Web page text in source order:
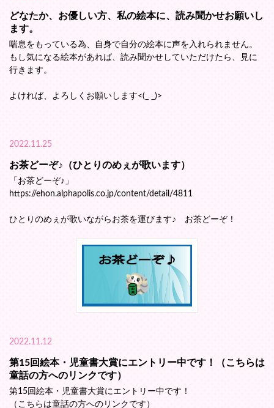
どなたか、お優しい方、私の絵本に、読み聞かせお願いし
ます。
喘息をもっている為、自身で自分の絵本に声を入れられません。
もし気になる絵本があれば、読み聞かせしていただけたら、見に
行きます。
よければ、よろしくお願いします<(_ _)>
2022.11.25
お茶どーぞ♪（ひとりのめぇが歌います）
「お茶どーぞ♪」
https://ehon.alphapolis.co.jp/content/detail/4811
ひとりのめぇが歌いながらお茶を運びます♪ お茶どーぞ！
2022.11.12
第15回絵本・児童書大賞にエントリー中です！（こちらは
童話の方へのリンクです）
第15回絵本・児童書大賞にエントリー中です！
（こちらは童話の方へのリンクです）